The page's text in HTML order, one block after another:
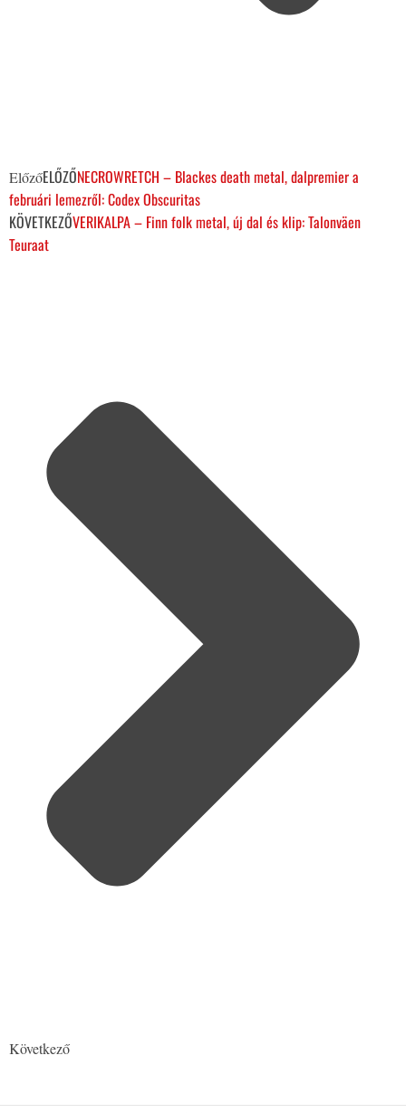
ElőzőELŐZŐNECROWRETCH – Blackes death metal, dalpremier a
februári lemezről: Codex Obscuritas
KÖVETKEZŐVERIKALPA – Finn folk metal, új dal és klip: Talonväen
Teuraat
Következő